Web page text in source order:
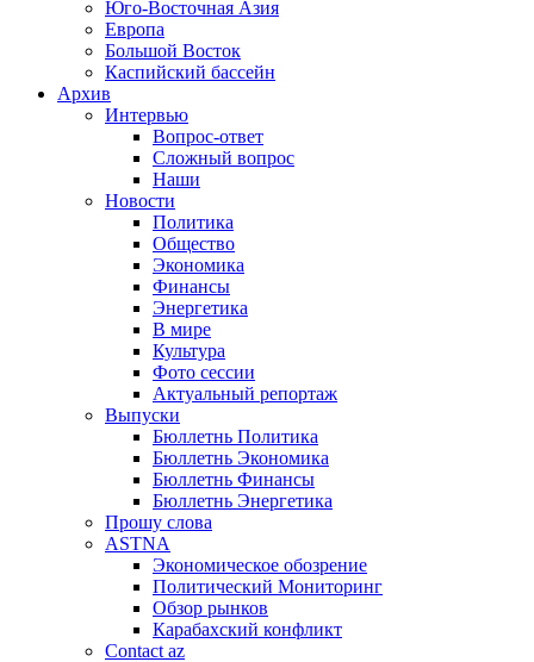
Юго-Восточная Азия
Европа
Большой Восток
Каспийский бассейн
Архив
Интервью
Вопрос-ответ
Сложный вопрос
Наши
Новости
Политика
Общество
Экономика
Финансы
Энергетика
В мире
Культура
Фото сессии
Актуальный репортаж
Выпуски
Бюллетнь Политика
Бюллетнь Экономика
Бюллетнь Финансы
Бюллетнь Энергетика
Прошу слова
ASTNA
Экономическое обозрение
Политический Мониторинг
Обзор рынков
Карабахский конфликт
Contact az